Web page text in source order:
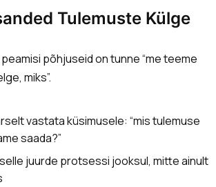
Tulemuste Külge
põhjuseid on tunne “me teeme
miks”.
vastata küsimusele: “mis tulemuse
saada?”
juurde protsessi jooksul, mitte ainult